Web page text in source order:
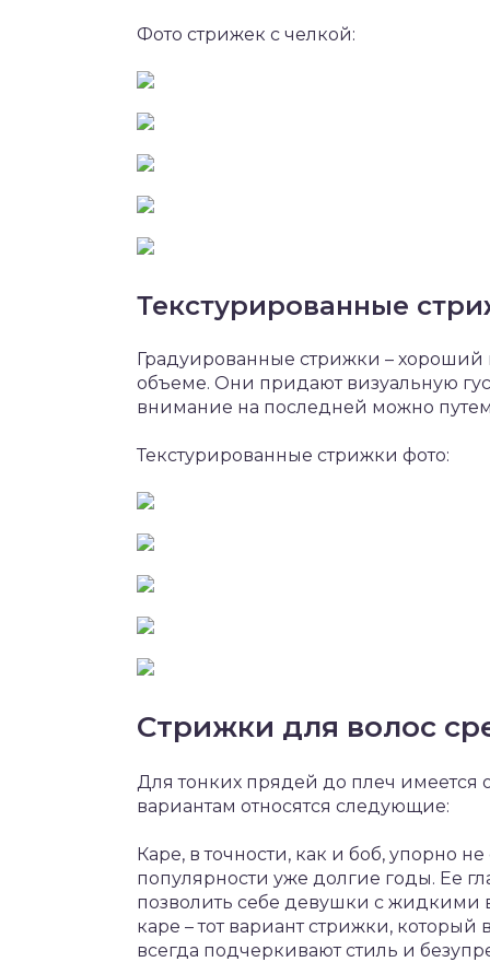
Фото стрижек с челкой:
Текстурированные
Градуированные стрижки –
объеме. Они придают визуальную
внимание на последней можно
Текстурированные стрижки фото:
Стрижки для волос
Для тонких прядей до плеч имеется
вариантам относятся следующие:
Каре, в точности, как и боб, упорно
популярности уже долгие годы. Ее
позволить себе девушки с жидкими
каре – тот вариант стрижки,
всегда подчеркивают стиль и